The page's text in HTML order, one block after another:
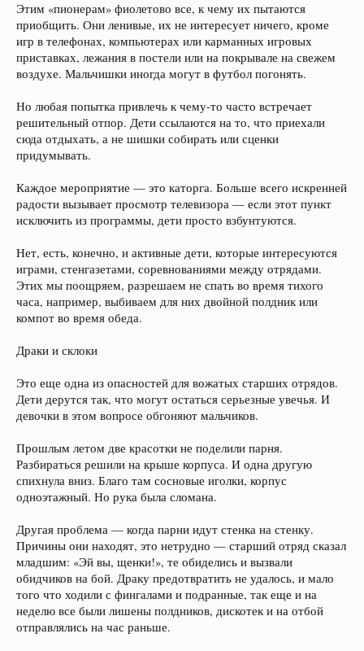
Этим «пионерам» фиолетово все, к чему их пытаются
приобщить. Они ленивые, их не интересует ничего, кроме
игр в телефонах, компьютерах или карманных игровых
приставках, лежания в постели или на покрывале на свежем
воздухе. Мальчишки иногда могут в футбол погонять.
Но любая попытка привлечь к чему-то часто встречает
решительный отпор. Дети ссылаются на то, что приехали
сюда отдыхать, а не шишки собирать или сценки
придумывать.
Каждое мероприятие — это каторга. Больше всего искренней
радости вызывает просмотр телевизора — если этот пункт
исключить из программы, дети просто взбунтуются.
Нет, есть, конечно, и активные дети, которые интересуются
играми, стенгазетами, соревнованиями между отрядами.
Этих мы поощряем, разрешаем не спать во время тихого
часа, например, выбиваем для них двойной полдник или
компот во время обеда.
Драки и склоки
Это еще одна из опасностей для вожатых старших отрядов.
Дети дерутся так, что могут остаться серьезные увечья. И
девочки в этом вопросе обгоняют мальчиков.
Прошлым летом две красотки не поделили парня.
Разбираться решили на крыше корпуса. И одна другую
спихнула вниз. Благо там сосновые иголки, корпус
одноэтажный. Но рука была сломана.
Другая проблема — когда парни идут стенка на стенку.
Причины они находят, это нетрудно — старший отряд сказал
младшим: «Эй вы, щенки!», те обиделись и вызвали
обидчиков на бой. Драку предотвратить не удалось, и мало
того что ходили с фингалами и подранные, так еще и на
неделю все были лишены полдников, дискотек и на отбой
отправлялись на час раньше.